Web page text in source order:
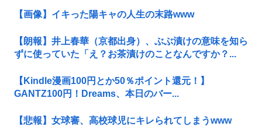
【画像】イキった陽キャの人生の末路www
【朗報】井上春華（京都出身）、ぶぶ漬けの意味を知ら
ずに使っていた「え？お茶漬けのことなんですか？...
【Kindle漫画100円とか50％ポイント還元！】
GANTZ100円！Dreams、本日のバー...
【悲報】女球審、高校球児にキレられてしまうwww